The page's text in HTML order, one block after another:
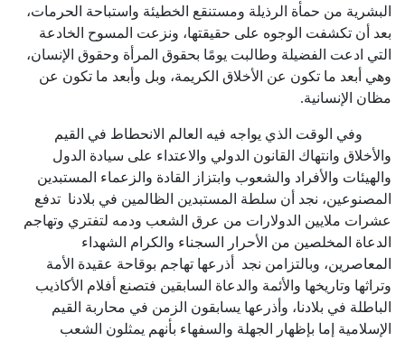
البشرية من حمأة الرذيلة ومستنقع الخطيئة واستباحة الحرمات،
بعد أن تكشفت الوجوه على حقيقتها، ونزعت المسوح الخادعة
التي ادعت الفضيلة وطالبت يومًا بحقوق المرأة وحقوق الإنسان،
وهي أبعد ما تكون عن الأخلاق الكريمة، وبل وأبعد ما تكون عن
مظان الإنسانية.
وفي الوقت الذي يواجه فيه العالم الانحطاط في القيم
والأخلاق وانتهاك القانون الدولي والاعتداء على سيادة الدول
والهيئات والأفراد والشعوب وابتزاز القادة والزعماء المستبدين
المصنوعين، نجد أن سلطة المستبدين الظالمين في بلادنا تدفع
عشرات ملايين الدولارات من عرق الشعب ودمه لتفتري وتهاجم
الدعاة المخلصين من الأحرار السجناء والكرام الشهداء
المعاصرين، وبالتزامن نجد أذرعها تهاجم بوقاحة عقيدة الأمة
وتراثها وتاريخها والأئمة والدعاة السابقين فتصنع أفلام الأكاذيب
الباطلة في بلادنا، وأذرعها يسابقون الزمن في محاربة القيم
الإسلامية إما بإظهار الجهلة والسفهاء بأنهم يمثلون الشعب